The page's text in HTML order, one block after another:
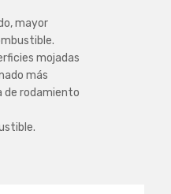
mayor
mojadas
más
de rodamiento